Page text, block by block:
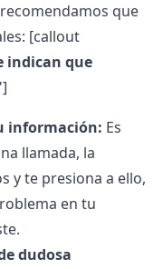
que
[callout
indican que
información: Es
llamada, la
y te presiona a ello,
en tu
dudosa